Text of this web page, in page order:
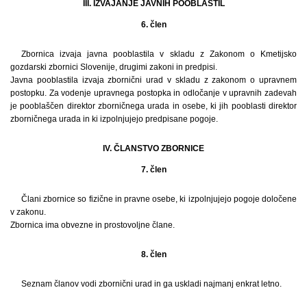
III. IZVAJANJE JAVNIH POOBLASTIL
6. člen
Zbornica izvaja javna pooblastila v skladu z Zakonom o Kmetijsko
gozdarski zbornici Slovenije, drugimi zakoni in predpisi.
Javna pooblastila izvaja zbornični urad v skladu z zakonom o upravnem
postopku. Za vodenje upravnega postopka in odločanje v upravnih zadevah
je pooblaščen direktor zborničnega urada in osebe, ki jih pooblasti direktor
zborničnega urada in ki izpolnjujejo predpisane pogoje.
IV. ČLANSTVO ZBORNICE
7. člen
Člani zbornice so fizične in pravne osebe, ki izpolnjujejo pogoje določene
v zakonu.
Zbornica ima obvezne in prostovoljne člane.
8. člen
Seznam članov vodi zbornični urad in ga uskladi najmanj enkrat letno.